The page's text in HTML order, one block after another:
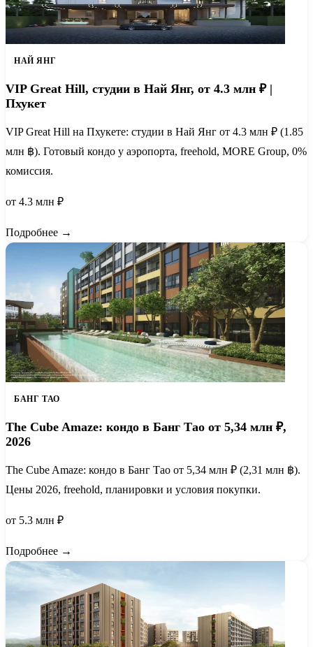
НАЙ ЯНГ
VIP Great Hill, студии в Най Янг, от 4.3 млн ₽ |
Пхукет
VIP Great Hill на Пхукете: студии в Най Янг от 4.3 млн ₽ (1.85
млн ฿). Готовый кондо у аэропорта, freehold, MORE Group, 0%
комиссия.
от 4.3 млн ₽
Подробнее →
БАНГ ТАО
The Cube Amaze: кондо в Банг Тао от 5,34 млн ₽,
2026
The Cube Amaze: кондо в Банг Тао от 5,34 млн ₽ (2,31 млн ฿).
Цены 2026, freehold, планировки и условия покупки.
от 5.3 млн ₽
Подробнее →